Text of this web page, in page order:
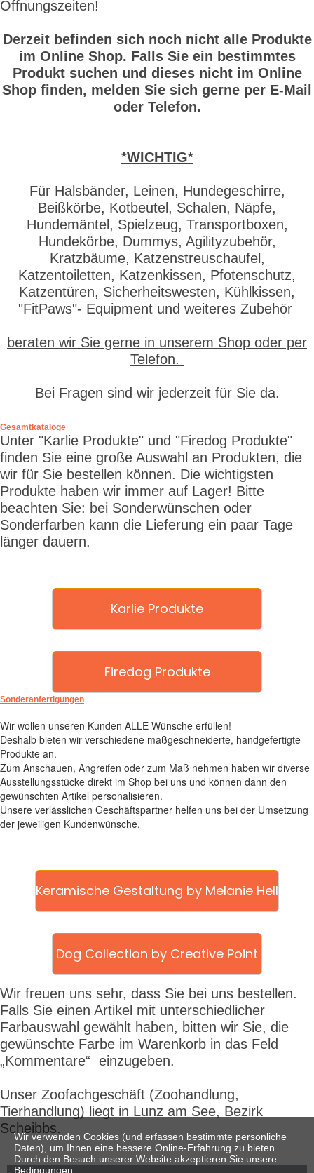
Öffnungszeiten!
Derzeit befinden sich noch nicht alle Produkte
im Online Shop. Falls Sie ein bestimmtes
Produkt suchen und dieses nicht im Online
Shop finden, melden Sie sich gerne per E-Mail
oder Telefon.
*WICHTIG*
Für Halsbänder, Leinen, Hundegeschirre,
Beißkörbe, Kotbeutel, Schalen, Näpfe,
Hundemäntel, Spielzeug, Transportboxen,
Hundekörbe, Dummys, Agilityzubehör,
Kratzbäume, Katzenstreuschaufel,
Katzentoiletten, Katzenkissen, Pfotenschutz,
Katzentüren, Sicherheitswesten, Kühlkissen,
"FitPaws"- Equipment und weiteres Zubehör
beraten wir Sie gerne in unserem Shop oder per
Telefon.
Bei Fragen sind wir jederzeit für Sie da.
Gesamtkataloge
Unter "Karlie Produkte" und "Firedog Produkte"
finden Sie eine große Auswahl an Produkten, die
wir für Sie bestellen können. Die wichtigsten
Produkte haben wir immer auf Lager! Bitte
beachten Sie: bei Sonderwünschen oder
Sonderfarben kann die Lieferung ein paar Tage
länger dauern.
Karlie Produkte
Firedog Produkte
Sonderanfertigungen
Wir wollen unseren Kunden ALLE Wünsche erfüllen!
Deshalb bieten wir verschiedene maßgeschneiderte, handgefertigte
Produkte an.
Zum Anschauen, Angreifen oder zum Maß nehmen haben wir diverse
Ausstellungsstücke direkt im Shop bei uns und können dann den
gewünschten Artikel personalisieren.
Unsere verlässlichen Geschäftspartner helfen uns bei der Umsetzung
der jeweiligen Kundenwünsche.
Keramische Gestaltung by Melanie Hell
Dog Collection by Creative Point
Wir freuen uns sehr, dass Sie bei uns bestellen.
Falls Sie einen Artikel mit unterschiedlicher
Farbauswahl gewählt haben, bitten wir Sie, die
gewünschte Farbe im Warenkorb in das Feld
„Kommentare“ einzugeben.
Unser Zoofachgeschäft (Zoohandlung,
Tierhandlung) liegt in Lunz am See, Bezirk
Scheibbs.
Wir verwenden Cookies (und erfassen bestimmte persönliche
Daten), um Ihnen eine bessere Online-Erfahrung zu bieten.
Durch den Besuch unserer Website akzeptieren Sie unsere
Bedingungen.